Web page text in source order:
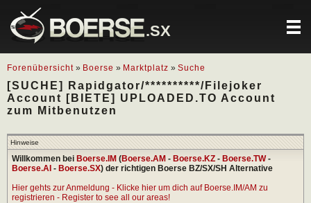
.SX
Forenübersicht » Boerse » Marktplatz » Suche
[SUCHE] Rapidgator/**********/Filejoker
Account [BIETE] UPLOADED.TO Account
zum Mitbenutzen
Hinweise
Willkommen bei Boerse.IM (Boerse.AM - Boerse.KZ - Boerse.TW-
Boerse.AI - Boerse.SX) der richtigen Boerse BZ/SX/SH Alternative
Hier gehts zur Anmeldung - Klicke hier um dich auf Boerse.IM/AM zu
registrieren - Register to see all our areas!